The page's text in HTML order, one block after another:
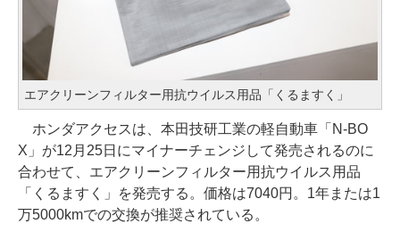
エアクリーンフィルター用抗ウイルス用品「くるますく」
ホンダアクセスは、本田技研工業の軽自動車「N-BO
X」が12月25日にマイナーチェンジして発売されるのに
合わせて、エアクリーンフィルター用抗ウイルス用品
「くるますく」を発売する。価格は7040円。1年または1
万5000kmでの交換が推奨されている。